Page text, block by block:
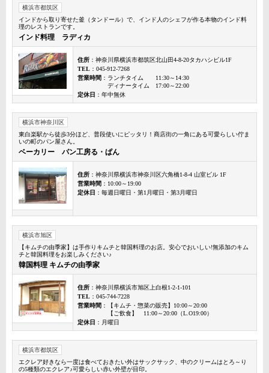
横浜市都筑区
インドから取り寄せた釜（タンドール）で、インド人のシェフが作る本物のインド料
理のレストランです。
インド料理 ラディカ
住所 ：神奈川県横浜市都筑区北山田4-8-20タカハシビル1F
TEL ：045-912-7268
営業時間 ：ランチタイム 11:30～14:30
ディナータイム 17:00～22:00
定休日 ：年中無休
横浜市神奈川区
東白楽駅から徒歩3分ほど、普段使いにピッタリ！商店街の一角にある可愛らしい佇ま
いの町のパン屋さん。
ベーカリー パン工房る・ぱん
住所 ：神奈川県横浜市神奈川区六角橋1-8-4 山室ビル 1F
営業時間 ：10:00～19:00
定休日 ：毎週日曜日・第1月曜日・第3月曜日
横浜市旭区
【キムチの由季家】は手作りキムチと韓国料理のお店。安心でおいしい!無添加のキム
チと韓国料理をお楽しみください♪
韓国料理 キムチの由季家
住所 ：神奈川県横浜市旭区上白根1-2-1-101
TEL ：045-744-7228
営業時間 ：【キムチ・惣菜の販売】10:00～20:00
【ご飲食】 11:00～20:00（L.O19:00）
定休日 ：月曜日
横浜市都筑区
エクレア好きなら一度は食べておきたい外はサックサック、中のクリームはとろ～り
の5種類のエクレア♪可愛らしい赤い外壁が目印。